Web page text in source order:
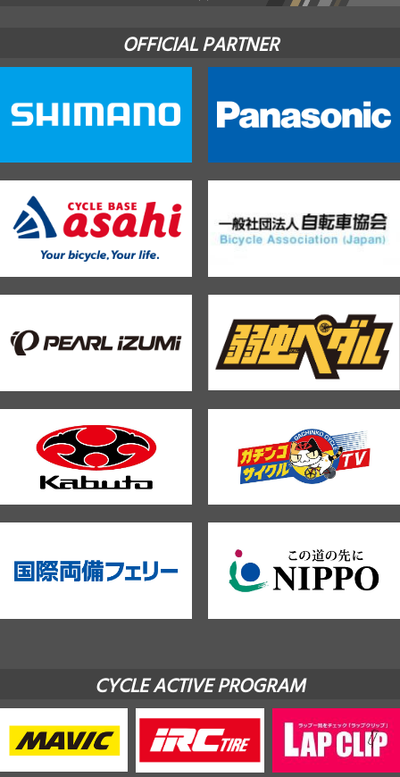
OFFICIAL PARTNER
CYCLE ACTIVE PROGRAM